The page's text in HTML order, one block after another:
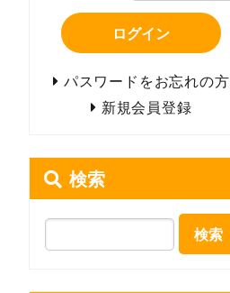
ログイン
パスワードをお忘れの方
新規会員登録
検索
検索